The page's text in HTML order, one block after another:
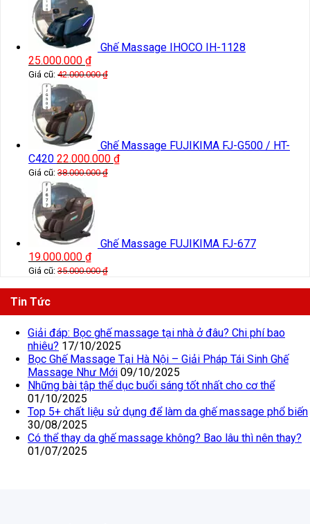
Ghế Massage IHOCO IH-1128
25.000.000 ₫
Giá cũ: 42.000.000₫
Ghế Massage FUJIKIMA FJ-G500 / HT-
C420 22.000.000 ₫
Giá cũ: 38.000.000₫
Ghế Massage FUJIKIMA FJ-677
19.000.000 ₫
Giá cũ: 35.000.000₫
Tin Tức
Giải đáp: Bọc ghế massage tại nhà ở đâu? Chi phí bao
nhiêu? 17/10/2025
Bọc Ghế Massage Tại Hà Nội – Giải Pháp Tái Sinh Ghế
Massage Như Mới 09/10/2025
Những bài tập thể dục buổi sáng tốt nhất cho cơ thể
01/10/2025
Top 5+ chất liệu sử dụng để làm da ghế massage phổ biến
30/08/2025
Có thể thay da ghế massage không? Bao lâu thì nên thay?
01/07/2025